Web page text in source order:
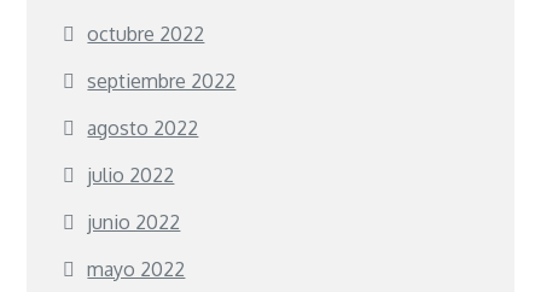
octubre 2022
septiembre 2022
agosto 2022
julio 2022
junio 2022
mayo 2022